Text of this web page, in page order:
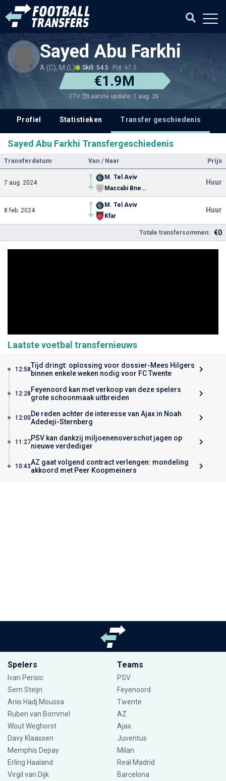
Sayed Abu Farkhi
A (C), M (L) Skill: 54.5 Pot: 67.5
€1.9M
ETV Laatste update: 1 aug. 26
Profiel Statistieken Transfer geschiedenis
Sayed Abu Farkhi Transfergeschiedenis
Transferdatum Van / Naar Prijs
7 aug. 2024
M. Tel Aviv
Maccabi Bnei Reineh
Huur
8 feb. 2024
M. Tel Aviv
Kfar
Huur
Totale transfersommen: €0
Laatste voetbal transfernieuws
12:58Tijd dringt: oplossing voor dossier-Mees Hilgers
binnen enkele weken nodig voor FC Twente
12:28 Feyenoord kan met verkoop van deze spelers
grote schoonmaak uitbreiden
12:00De reden achter de interesse van Ajax in Noah
Adedeji-Sternberg
11:27PSV kan dankzij miljoenenoverschot jagen op
nieuwe verdediger
10:43AZ gaat volgend contract verlengen: mondeling
akkoord met Peer Koopmeiners
Spelers
Ivan Perisic
Sem Steijn
Anis Hadj Moussa
Ruben van Bommel
Wout Weghorst
Davy Klaassen
Memphis Depay
Erling Haaland
Virgil van Dijk
Teams
PSV
Feyenoord
Twente
AZ
Ajax
Juventus
Milan
Real Madrid
Barcelona